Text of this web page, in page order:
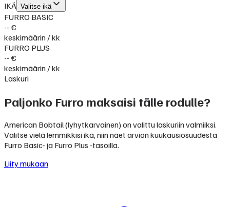
IKÄ Valitse ikä
FURRO BASIC
-- €
keskimäärin / kk
FURRO PLUS
-- €
keskimäärin / kk
Laskuri
Paljonko Furro maksaisi tälle rodulle?
American Bobtail (lyhytkarvainen) on valittu laskuriin valmiiksi.
Valitse vielä lemmikkisi ikä, niin näet arvion kuukausiosuudesta
Furro Basic- ja Furro Plus -tasoilla.
Liity mukaan